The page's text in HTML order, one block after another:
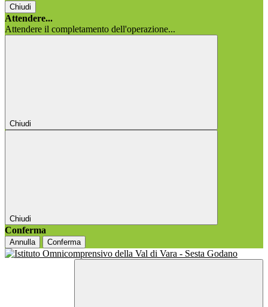
Chiudi
Attendere...
Attendere il completamento dell'operazione...
Chiudi
Chiudi
Conferma
Annulla Conferma